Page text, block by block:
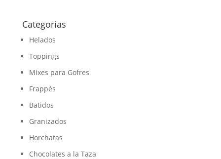
Categorías
Helados
Toppings
Mixes para Gofres
Frappés
Batidos
Granizados
Horchatas
Chocolates a la Taza